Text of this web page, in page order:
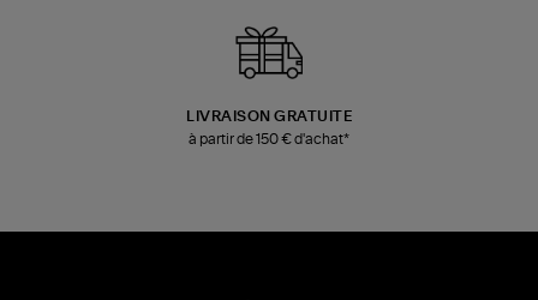
LIVRAISON GRATUITE
à partir de 150 € d'achat*